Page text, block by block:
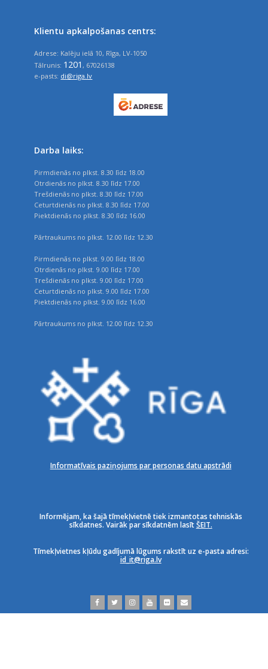
Klientu apkalpošanas centrs:
Adrese: Kalēju ielā 10, Rīga, LV-1050
Tālrunis: 1201, 67026138
e-pasts: di@riga.lv
Darba laiks:
Pirmdienās no plkst. 8.30 līdz 18.00
Otrdienās no plkst. 8.30 līdz 17.00
Trešdienās no plkst. 8.30 līdz 17.00
Ceturtdienās no plkst. 8.30 līdz 17.00
Piektdienās no plkst. 8.30 līdz 16.00
Pārtraukums no plkst. 12.00 līdz 12.30
Pirmdienās no plkst. 9.00 līdz 18.00
Otrdienās no plkst. 9.00 līdz 17.00
Trešdienās no plkst. 9.00 līdz 17.00
Ceturtdienās no plkst. 9.00 līdz 17.00
Piektdienās no plkst. 9.00 līdz 16.00
Pārtraukums no plkst. 12.00 līdz 12.30
Informatīvais paziņojums par personas datu apstrādi
Informējam, ka šajā tīmekļvietnē tiek izmantotas tehniskās
sīkdatnes. Vairāk par sīkdatnēm lasītŠEIT.
Tīmekļvietnes kļūdu gadījumā lūgums rakstīt uz e-pasta adresi:
id_it@riga.lv